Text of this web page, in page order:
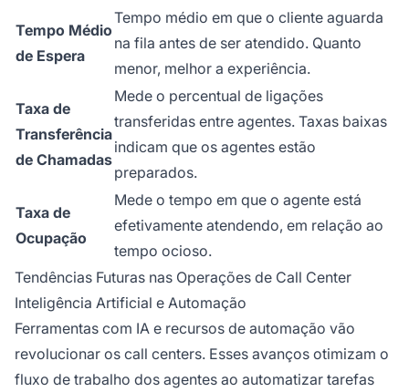
Tempo Médio
de Espera
Tempo médio em que o cliente aguarda
na fila antes de ser atendido. Quanto
menor, melhor a experiência.
Taxa de
Transferência
de Chamadas
Mede o percentual de ligações
transferidas entre agentes. Taxas baixas
indicam que os agentes estão
preparados.
Taxa de
Ocupação
Mede o tempo em que o agente está
efetivamente atendendo, em relação ao
tempo ocioso.
Tendências Futuras nas Operações de Call Center
Inteligência Artificial e Automação
Ferramentas com IA e recursos de automação vão
revolucionar os call centers. Esses avanços otimizam o
fluxo de trabalho dos agentes ao automatizar tarefas